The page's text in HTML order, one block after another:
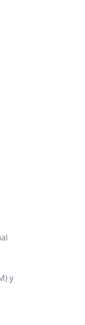
y